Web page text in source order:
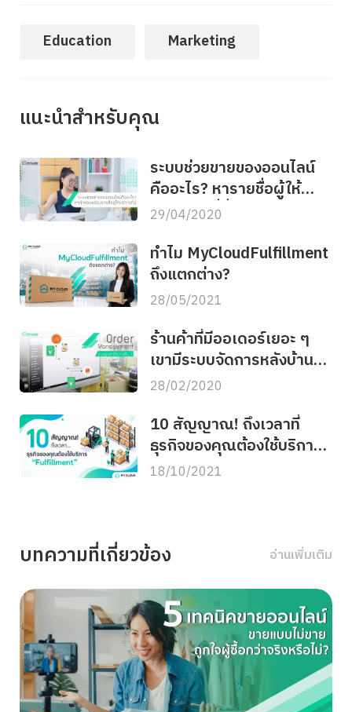
Education Marketing
แนะนำสำหรับคุณ
ระบบช่วยขายของออนไลน์
คืออะไร? หารายชื่อผู้ให้
บริการได้ที่นี่
29/04/2020
ทำไม MyCloudFulfillment
ถึงแตกต่าง?
28/05/2021
ร้านค้าที่มีออเดอร์เยอะ ๆ
เขามีระบบจัดการหลังบ้าน
อะไรมาช่วย ?
28/02/2020
10 สัญญาณ! ถึงเวลาที่
ธุรกิจของคุณต้องใช้บริการ
“Fulfillment”
18/10/2021
บทความที่เกี่ยวข้อง อ่านเพิ่มเติม